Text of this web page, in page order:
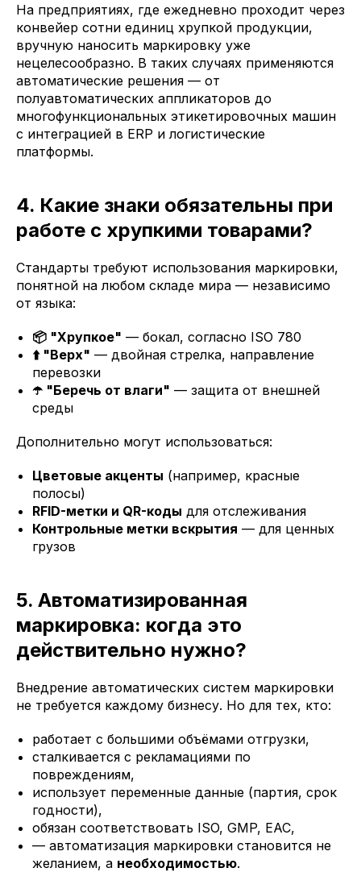
На предприятиях, где ежедневно проходит через
конвейер сотни единиц хрупкой продукции,
вручную наносить маркировку уже
нецелесообразно. В таких случаях применяются
автоматические решения — от
полуавтоматических аппликаторов до
многофункциональных этикетировочных машин
с интеграцией в ERP и логистические
платформы.
4. Какие знаки обязательны при
работе с хрупкими товарами?
Стандарты требуют использования маркировки,
понятной на любом складе мира — независимо
от языка:
📦 "Хрупкое" — бокал, согласно ISO 780
⬆️ "Верх" — двойная стрелка, направление
перевозки
☂️ "Беречь от влаги" — защита от внешней
среды
Дополнительно могут использоваться:
Цветовые акценты (например, красные
полосы)
RFID-метки и QR-коды для отслеживания
Контрольные метки вскрытия — для ценных
грузов
5. Автоматизированная
маркировка: когда это
действительно нужно?
Внедрение автоматических систем маркировки
не требуется каждому бизнесу. Но для тех, кто:
работает с большими объёмами отгрузки,
сталкивается с рекламациями по
повреждениям,
использует переменные данные (партия, срок
годности),
обязан соответствовать ISO, GMP, EAC,
— автоматизация маркировки становится не
желанием, а необходимостью.